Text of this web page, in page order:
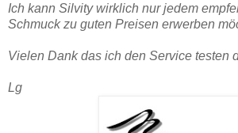
Ich kann Silvity wirklich nur jedem
Schmuck zu guten Preisen erwerben
Vielen Dank das ich den Service testen
Lg